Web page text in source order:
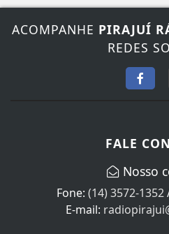
ACOMPANHEPIRAJUÍ
REDES
(14) 3572-1352
E-mail: